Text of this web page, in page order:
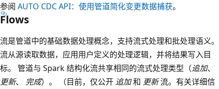
参阅 AUTO CDC API：使用管道简化变更数据捕获。
Flows
流是管道中的基础数据处理概念，支持流式处理和批处理语义。
流从源读取数据，应用用户定义的处理逻辑，并将结果写入目
标。 管道与 Spark 结构化流共享相同的流式处理类型（追加、
更新、 完成）。 （目前，仅公开 追加和 更新流。有关详细信